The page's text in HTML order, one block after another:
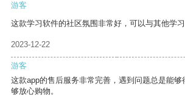
游客
这款学习软件的社区氛围非常好，可以与其他学习
2023-12-22
游客
这款app的售后服务非常完善，遇到问题总是能
够放心购物。